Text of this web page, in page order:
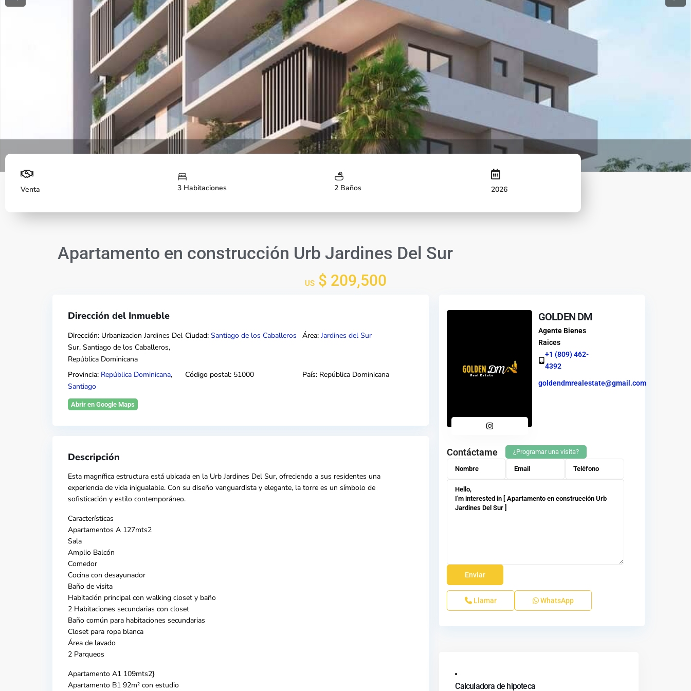
Fachada
Venta 3 Habitaciones 2 Baños 2026
Apartamento en construcción Urb Jardines Del Sur
US$ 209,500
Dirección del Inmueble
Dirección: Urbanizacion Jardines Del
Sur, Santiago de los Caballeros,
República Dominicana
Ciudad: Santiago de los Caballeros Área: Jardines del Sur
Provincia: República Dominicana,
Santiago
Código postal: 51000 País: República Dominicana
Abrir en Google Maps
Descripción
Esta magnífica estructura está ubicada en la Urb Jardines Del Sur, ofreciendo a sus residentes una
experiencia de vida inigualable. Con su diseño vanguardista y elegante, la torre es un símbolo de
sofisticación y estilo contemporáneo.
Características
Apartamentos A 127mts2
Sala
Amplio Balcón
Comedor
Cocina con desayunador
Baño de visita
Habitación principal con walking closet y baño
2 Habitaciones secundarias con closet
Baño común para habitaciones secundarias
Closet para ropa blanca
Área de lavado
2 Parqueos
Apartamento A1 109mts2}
Apartamento B1 92m² con estudio
GOLDEN DM
Agente Bienes
Raices
+1 (809) 462-
4392
goldendmrealestate@gmail.com
Contáctame ¿Programar una visita?
Llamar WhatsApp
Calculadora de hipoteca